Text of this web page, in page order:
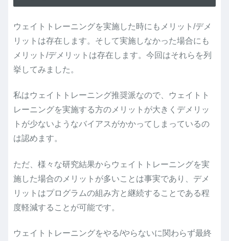
ウェイトトレーニングを実施した時にもメリット/デメ
リットは存在します。そして実施しなかった場合にも
メリット/デメリットは存在します。今回はそれらを列
挙してみました。
私はウェイトトレーニング推奨派なので、ウェイトト
レーニングを実施する方のメリットが大きくデメリッ
トが少ないようなバイアスがかかってしまっているの
は認めます。
ただ、様々な研究結果からウェイトトレーニングを実
施した場合のメリットが多いことは事実であり、デメ
リットはプログラムの組み方と継続することである程
度軽減することが可能です。
ウェイトトレーニングをやる/やらないに関わらず最終